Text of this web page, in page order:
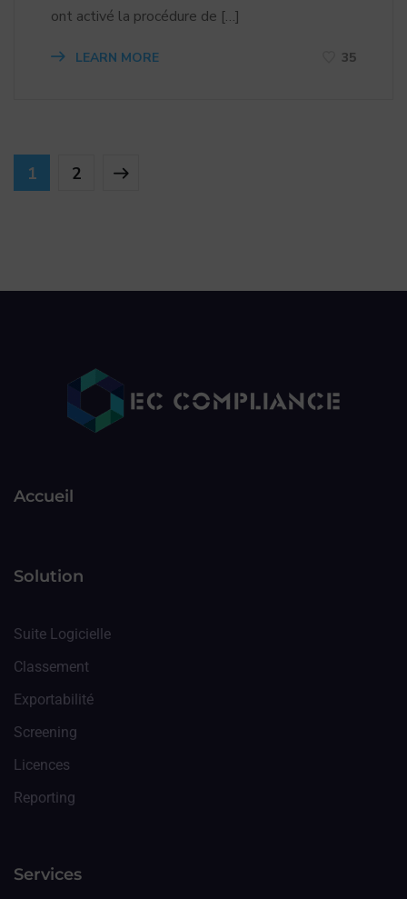
ont activé la procédure de […]
LEARN MORE 35
1 2
Accueil
Solution
Suite Logicielle
Classement
Exportabilité
Screening
Licences
Reporting
Services